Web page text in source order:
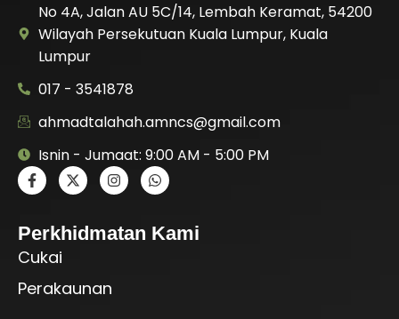
No 4A, Jalan AU 5C/14, Lembah Keramat, 54200
Wilayah Persekutuan Kuala Lumpur, Kuala
Lumpur
017 - 3541878
ahmadtalahah.amncs@gmail.com
Isnin - Jumaat: 9:00 AM - 5:00 PM
Perkhidmatan Kami
Cukai
Perakaunan